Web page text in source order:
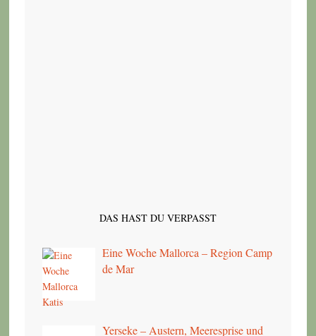
DAS HAST DU VERPASST
Eine Woche Mallorca – Region Camp
de Mar
Yerseke – Austern, Meeresprise und